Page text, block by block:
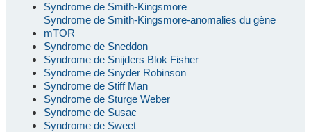
Syndrome de Smith-Kingsmore
Syndrome de Smith-Kingsmore-anomalies du gène
mTOR
Syndrome de Sneddon
Syndrome de Snijders Blok Fisher
Syndrome de Snyder Robinson
Syndrome de Stiff Man
Syndrome de Sturge Weber
Syndrome de Susac
Syndrome de Sweet